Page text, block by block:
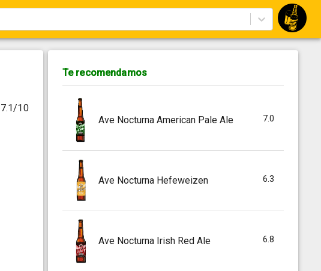
7.1/10
Te recomendamos
Ave Nocturna American Pale Ale 7.0
Ave Nocturna Hefeweizen 6.3
Ave Nocturna Irish Red Ale 6.8